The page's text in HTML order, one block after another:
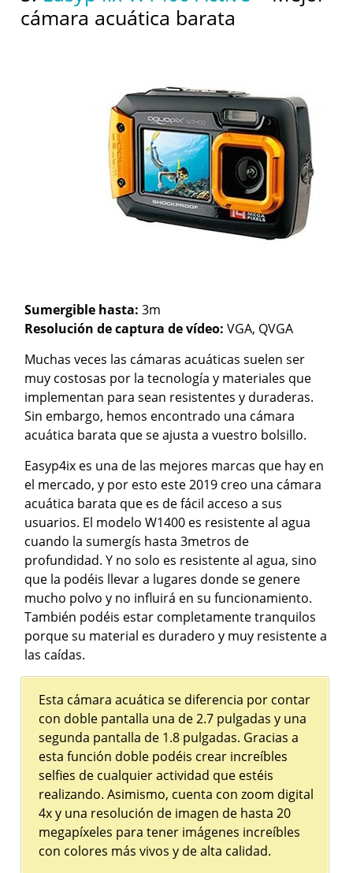
cámara acuática barata
Sumergible hasta:3m
Resolución de captura de vídeo:VGA, QVGA
Muchas veces las cámaras acuáticas suelen ser
muy costosas por la tecnología y materiales que
implementan para sean resistentes y duraderas.
Sin embargo, hemos encontrado una cámara
acuática barata que se ajusta a vuestro bolsillo.
Easyp4ix es una de las mejores marcas que hay en
el mercado, y por esto este 2019 creo una cámara
acuática barata que es de fácil acceso a sus
usuarios. El modelo W1400 es resistente al agua
cuando la sumergís hasta 3metros de
profundidad. Y no solo es resistente al agua, sino
que la podéis llevar a lugares donde se genere
mucho polvo y no influirá en su funcionamiento.
También podéis estar completamente tranquilos
porque su material es duradero y muy resistente a
las caídas.
Esta cámara acuática se diferencia por contar
con doble pantalla una de 2.7 pulgadas y una
segunda pantalla de 1.8 pulgadas. Gracias a
esta función doble podéis crear increíbles
selfies de cualquier actividad que estéis
realizando. Asimismo, cuenta con zoom digital
4x y una resolución de imagen de hasta 20
megapíxeles para tener imágenes increíbles
con colores más vivos y de alta calidad.